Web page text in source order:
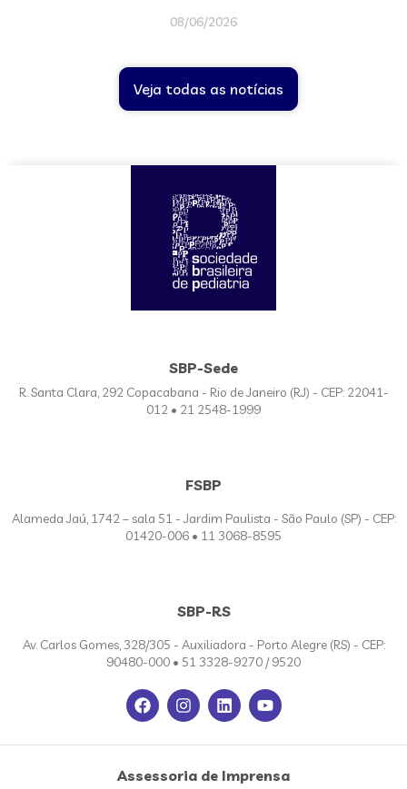
08/06/2026
Veja todas as notícias
SBP-Sede
R. Santa Clara, 292 Copacabana - Rio de Janeiro (RJ) - CEP: 22041-
012 • 21 2548-1999
FSBP
Alameda Jaú, 1742 – sala 51 - Jardim Paulista - São Paulo (SP) - CEP:
01420-006 • 11 3068-8595
SBP-RS
Av. Carlos Gomes, 328/305 - Auxiliadora - Porto Alegre (RS) - CEP:
90480-000 • 51 3328-9270 / 9520
Assessoria de Imprensa